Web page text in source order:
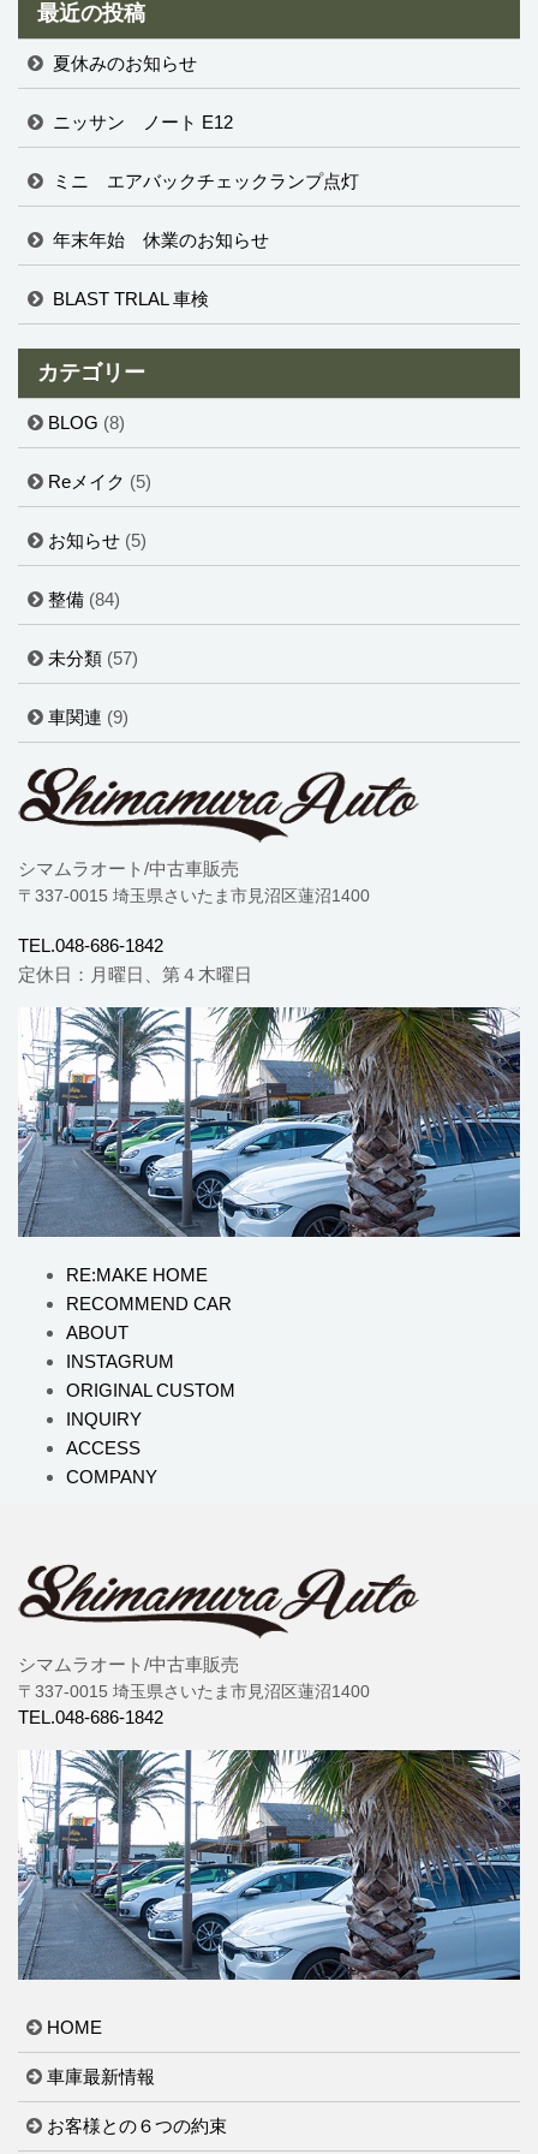
最近の投稿
夏休みのお知らせ
ニッサン ノート E12
ミニ エアバックチェックランプ点灯
年末年始 休業のお知らせ
BLAST TRLAL 車検
カテゴリー
BLOG (8)
Reメイク (5)
お知らせ (5)
整備 (84)
未分類 (57)
車関連 (9)
シマムラオート/中古車販売
〒337-0015 埼玉県さいたま市見沼区蓮沼1400
TEL.048-686-1842
定休日：月曜日、第４木曜日
RE:MAKE HOME
RECOMMEND CAR
ABOUT
INSTAGRUM
ORIGINAL CUSTOM
INQUIRY
ACCESS
COMPANY
シマムラオート/中古車販売
〒337-0015 埼玉県さいたま市見沼区蓮沼1400
TEL.048-686-1842
HOME
車庫最新情報
お客様との６つの約束